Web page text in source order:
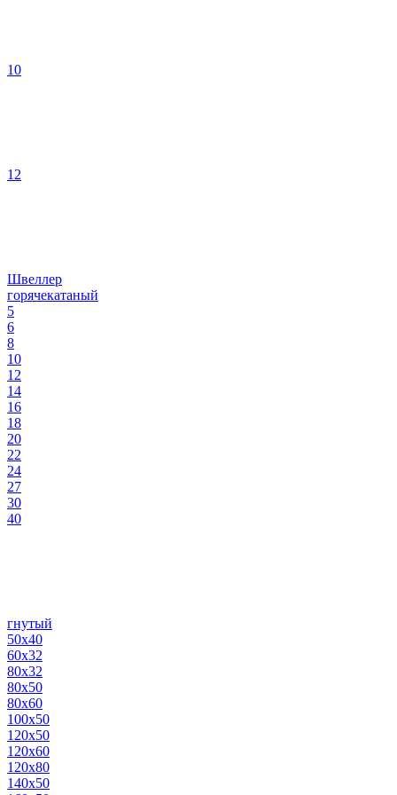
10
12
Швеллер
горячекатаный
5
6
8
10
12
14
16
18
20
22
24
27
30
40
гнутый
50х40
60х32
80х32
80х50
80х60
100х50
120х50
120х60
120х80
140х50